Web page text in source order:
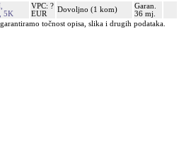
5K
VPC: ?
EUR
Dovoljno (1 kom)
Garan.
36 mj.
točnost opisa, slika i drugih podataka.